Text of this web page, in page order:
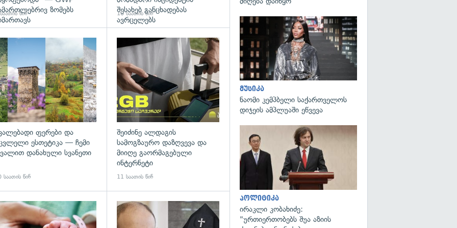
ზომებს
წინ
შესახებ განცხადებას
ავრცელებს
10 საათის წინ
გადახედვა
ფერები და
ესთეტიკა — ჩემი
დანახული სვანეთი
საათის წინ
შეიძინე ალდაგის
სამოგზაურო დაზღვევა და
მიიღე გაორმაგებული
ინტერნეტი
11 საათის წინ
გადახედვა გადახედვა
მუსიკა
ნაომი კემპბელი საქართველოს
დიჯეის ამპლუაში ეწვევა
პოლიტიკა
ირაკლი კობახიძე:
"ურთიერთობებს შუა აზიის